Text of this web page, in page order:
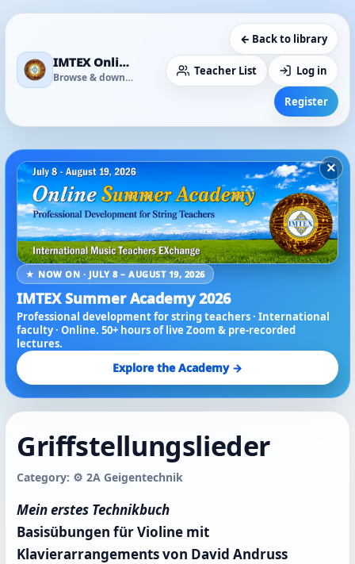
IMTEX Online Media Library
Browse & download
← Back to library
Teacher List Log in
Register
×
★ NOW ON · JULY 8 – AUGUST 19, 2026
IMTEX Summer Academy 2026
Professional development for string teachers · International
faculty · Online. 50+ hours of live Zoom & pre-recorded
lectures.
Explore the Academy →
Griffstellungslieder
Category: ⚙️ 2A Geigentechnik
Mein erstes Technikbuch
Basisübungen für Violine mit
Klavierarrangements von David Andruss